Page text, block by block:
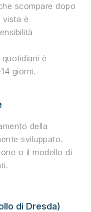
scompare dopo
vista è
è
giorni.
della
sviluppato.
o il modello di
di Dresda)